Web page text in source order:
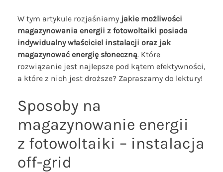
W tym artykule rozjaśniamy jakie możliwości
magazynowania energii z fotowoltaiki posiada
indywidualny właściciel instalacji oraz jak
magazynować energię słoneczną. Które
rozwiązanie jest najlepsze pod kątem efektywności,
a które z nich jest droższe? Zapraszamy do lektury!
Sposoby na
magazynowanie energii
z fotowoltaiki – instalacja
off-grid